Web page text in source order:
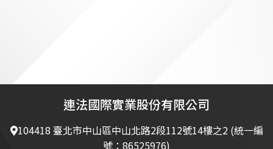
連法國際實業股份有限公司
104418 臺北市中山區中山北路2段112號14樓之2 (統一編
號：86525976)